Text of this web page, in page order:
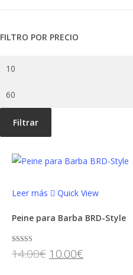
FILTRO POR PRECIO
Precio
Precio
máximo
Filtrar
Leer más Quick View
Peine para Barba BRD-Style
Valorado con
5.00
14.00€ El
10.00€